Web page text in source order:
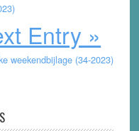
Entry »
weekendbijlage (34-2023)